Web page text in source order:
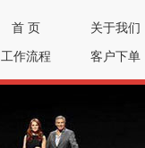
首 页 关于我们
工作流程
客户下单